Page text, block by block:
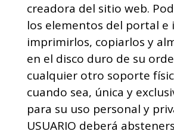
creadora del sitio web.
los elementos del portal e
imprimirlos, copiarlos y
en el disco duro de su
cualquier otro soporte
cuando sea, única y
para su uso personal y
USUARIO deberá